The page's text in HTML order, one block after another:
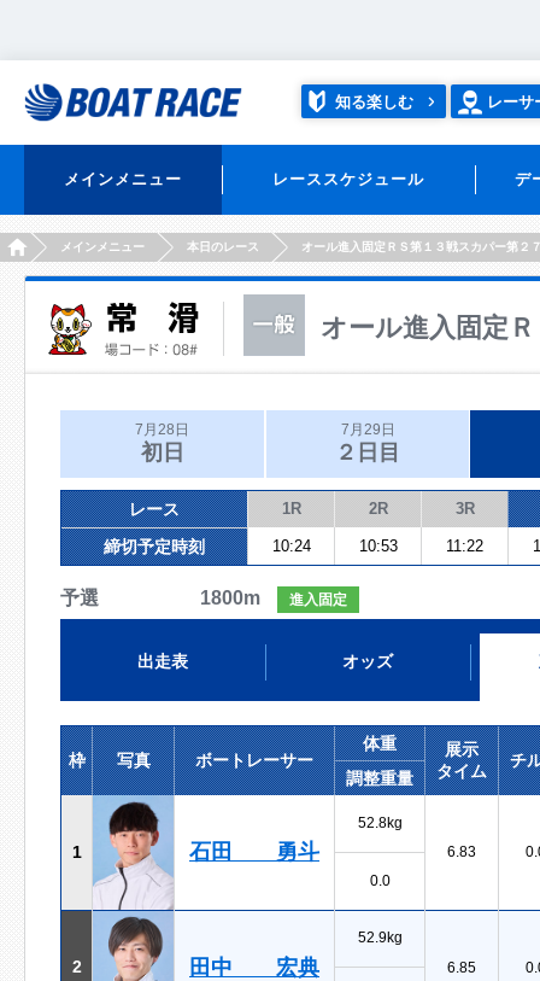
知る楽しむ レーサ
メインメニュー レーススケジュール デ
HOMEメインメニュー 本日のレース オール進入固定ＲＳ第１３戦スカパー第２
オール進入固定
7月28日
初日
7月29日
２日目
レース 1R 2R 3R
締切予定時刻 10:24 10:53 11:22
予選 1800m 進入固定
出走表 オッズ
枠 写真 ボートレーサー
体重
展示
タイム
チ
調整重量
1 石田 勇斗
52.8kg
6.83
0.0
2 田中 宏典
52.9kg
6.85